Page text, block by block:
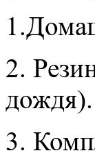
2.
дождя).
3.